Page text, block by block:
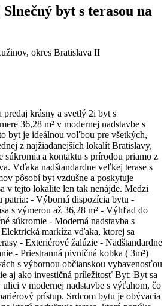
byt s terasou na
okres Bratislava II
krásny a svetlý 2i byt s
36,28 m² v modernej nadstavbe s
byt je ideálnou voľbou pre všetkých,
z najžiadanejších lokalít Bratislavy,
súkromia a kontaktu s prírodou priamo z
Vďaka nadštandardne veľkej terase s
pôsobí byt vzdušne a poskytuje
v tejto lokalite len tak nenájde. Medzi
patria: - Výborná dispozícia bytu -
s výmerou až 36,28 m² - Výhľad do
súkromie - Moderná nadstavba s
markíza vďaka, ktorej sa
- Exteriérové žalúzie - Nadštandardne
- Priestranná pivničná kobka ( 3m²)
s výbornou občianskou vybavenosťou
aj ako investičná príležitosť Byt: Byt sa
ulici v modernej nadstavbe s výťahom, čo
prístup. Srdcom bytu je obývacia